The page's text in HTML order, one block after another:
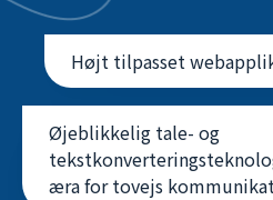
Højt tilpasset
Øjeblikkelig tale- og
æra for tovejs